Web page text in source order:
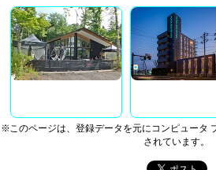
※このページは、登録データを元にコンピュータ
されています。